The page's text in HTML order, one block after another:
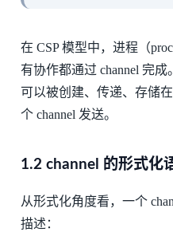
在 CSP 模型中，进程（
有协作都通过 channel 完
可以被创建、传递、存储
个 channel 发送。
1.2 channel 的形式化
从形式化角度看，一个
描述：